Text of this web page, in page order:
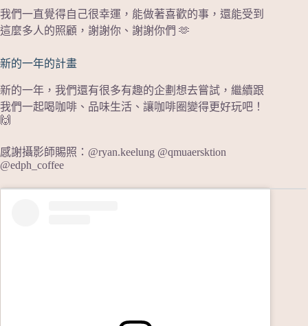
我們一直覺得自己很幸運，能做著喜歡的事，還能受到
這麼多人的照顧，謝謝你、謝謝你們 🫶
新的一年的計畫
新的一年，我們還有很多有趣的企劃想去嘗試，繼續跟
我們一起喝咖啡、品味生活、讓咖啡圈變得更好玩吧！
🙌
感謝攝影師賜照：@ryan.keelung @qmuaersktion
@edph_coffee